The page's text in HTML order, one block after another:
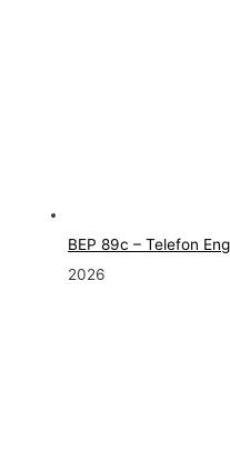
BEP 89c – Telefon
2026